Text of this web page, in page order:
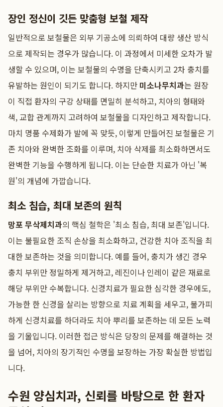
장인 정신이 깃든 맞춤형 보철 제작
일반적으로 보철물은 외부 기공소에 의뢰하여 대량 생산 방식
으로 제작되는 경우가 많습니다. 이 과정에서 미세한 오차가 발
생할 수 있으며, 이는 보철물의 수명을 단축시키고 2차 충치를
유발하는 원인이 되기도 합니다. 하지만 미소나무치과는 원장
이 직접 환자의 구강 상태를 면밀히 분석하고, 치아의 형태와
색, 교합 관계까지 고려하여 보철물을 디자인하고 제작합니다.
마치 명품 수제화가 발에 꼭 맞듯, 이렇게 만들어진 보철물은 기
존 치아와 완벽한 조화를 이루며, 치아 삭제를 최소화하면서도
완벽한 기능을 수행하게 됩니다. 이는 단순한 치료가 아닌 '복
원'의 개념에 가깝습니다.
최소 침습, 최대 보존의 원칙
망포 무삭제치과의 핵심 철학은 '최소 침습, 최대 보존'입니다.
이는 불필요한 조직 손상을 최소화하고, 건강한 치아 조직을 최
대한 보존하는 것을 의미합니다. 예를 들어, 충치가 생긴 경우
충치 부위만 정밀하게 제거하고, 레진이나 인레이 같은 재료로
해당 부위만 수복합니다. 신경치료가 필요한 심각한 경우에도,
가능한 한 신경을 살리는 방향으로 치료 계획을 세우고, 불가피
하게 신경치료를 하더라도 치아 뿌리를 보존하는 데 모든 노력
을 기울입니다. 이러한 접근 방식은 당장의 문제를 해결하는 것
을 넘어, 치아의 장기적인 수명을 보장하는 가장 확실한 방법입
니다.
수원 양심치과, 신뢰를 바탕으로 한 환자